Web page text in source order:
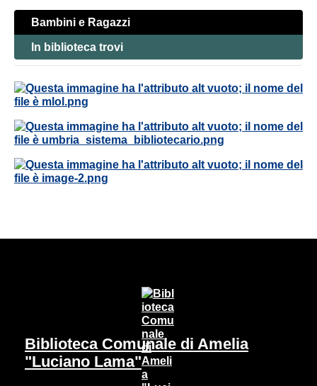
Bambini e Ragazzi
In biblioteca trovi
Biblioteca Comunale di Amelia
"Luciano Lama"